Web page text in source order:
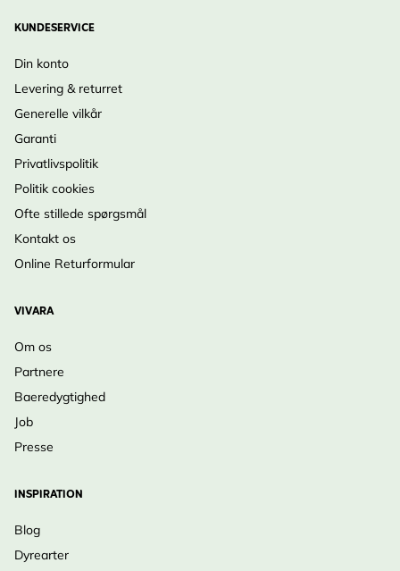
KUNDESERVICE
Din konto
Levering & returret
Generelle vilkår
Garanti
Privatlivspolitik
Politik cookies
Ofte stillede spørgsmål
Kontakt os
Online Returformular
VIVARA
Om os
Partnere
Baeredygtighed
Job
Presse
INSPIRATION
Blog
Dyrearter